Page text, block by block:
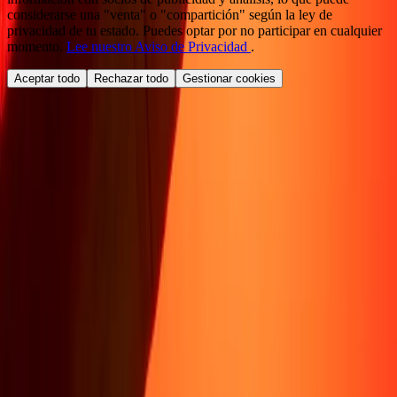
considerarse una "venta" o "compartición" según la ley de
privacidad de tu estado. Puedes optar por no participar en cualquier
momento. Lee nuestro Aviso de Privacidad .
Aceptar todo Rechazar todo Gestionar cookies